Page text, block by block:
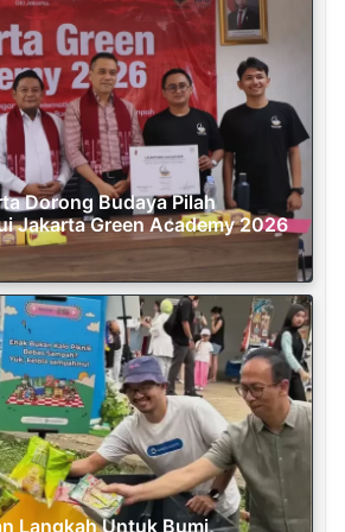
Dorong Budaya Pilah
Jakarta Green Academy 2026
Langkah Untuk Bumi,